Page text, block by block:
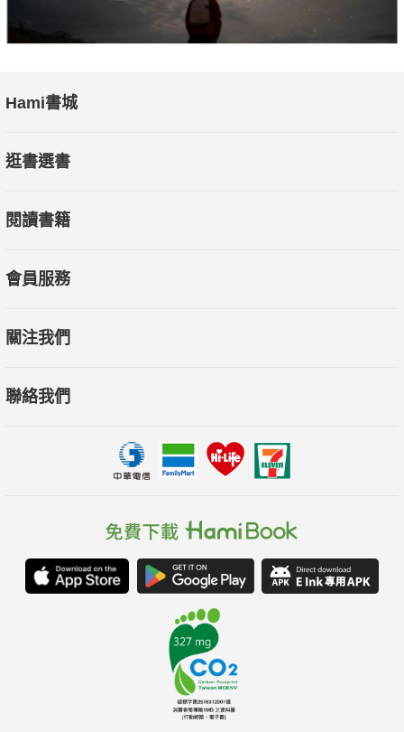
Hami書城
逛書選書
閱讀書籍
會員服務
關注我們
聯絡我們